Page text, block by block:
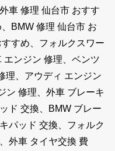
車 修理 仙台市 おすす
BMW 修理 仙台市 お
すめ、フォルクスワー
エンジン 修理、ベンツ
理、アウディ エンジン
ン 修理、外車 ブレーキ
ド 交換、BMW ブレー
パッド 交換、フォルク
外車 タイヤ交換 費